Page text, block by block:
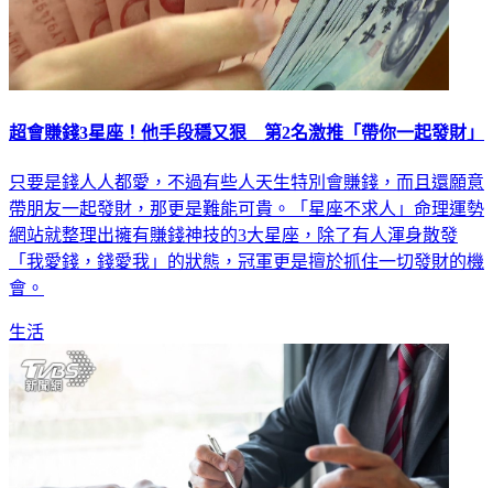
超會賺錢3星座！他手段穩又狠 第2名激推「帶你一起發財」
只要是錢人人都愛，不過有些人天生特別會賺錢，而且還願意
帶朋友一起發財，那更是難能可貴。「星座不求人」命理運勢
網站就整理出擁有賺錢神技的3大星座，除了有人渾身散發
「我愛錢，錢愛我」的狀態，冠軍更是擅於抓住一切發財的機
會。
生活